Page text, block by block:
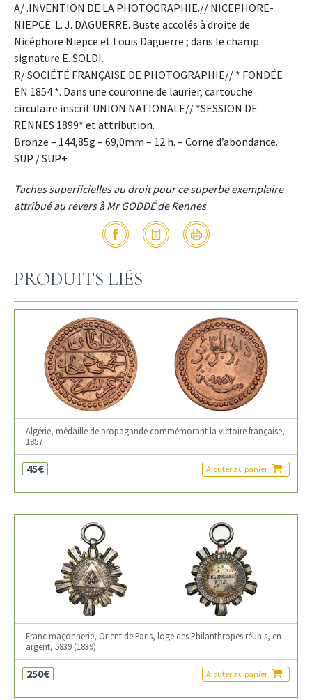
A/ .INVENTION DE LA PHOTOGRAPHIE.// NICEPHORE-
NIEPCE. L. J. DAGUERRE. Buste accolés à droite de
Nicéphore Niepce et Louis Daguerre ; dans le champ
signature E. SOLDI.
R/ SOCIÉTÉ FRANÇAISE DE PHOTOGRAPHIE// * FONDÉE
EN 1854 *. Dans une couronne de laurier, cartouche
circulaire inscrit UNION NATIONALE// *SESSION DE
RENNES 1899* et attribution.
Bronze – 144,85g – 69,0mm – 12 h. – Corne d’abondance.
SUP / SUP+
Taches superficielles au droit pour ce superbe exemplaire
attribué au revers à Mr GODDÉ de Rennes
PRODUITS LIÉS
Algérie, médaille de propagande commémorant la victoire française,
1857
45€ Ajouter au panier
Franc maçonnerie, Orient de Paris, loge des Philanthropes réunis, en
argent, 5839 (1839)
250€ Ajouter au panier